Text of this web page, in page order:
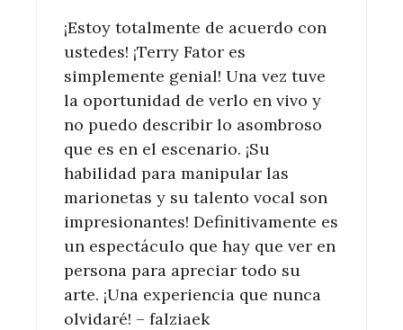
¡Estoy totalmente de acuerdo con
ustedes! ¡Terry Fator es
simplemente genial! Una vez tuve
la oportunidad de verlo en vivo y
no puedo describir lo asombroso
que es en el escenario. ¡Su
habilidad para manipular las
marionetas y su talento vocal son
impresionantes! Definitivamente es
un espectáculo que hay que ver en
persona para apreciar todo su
arte. ¡Una experiencia que nunca
olvidaré! – falziaek